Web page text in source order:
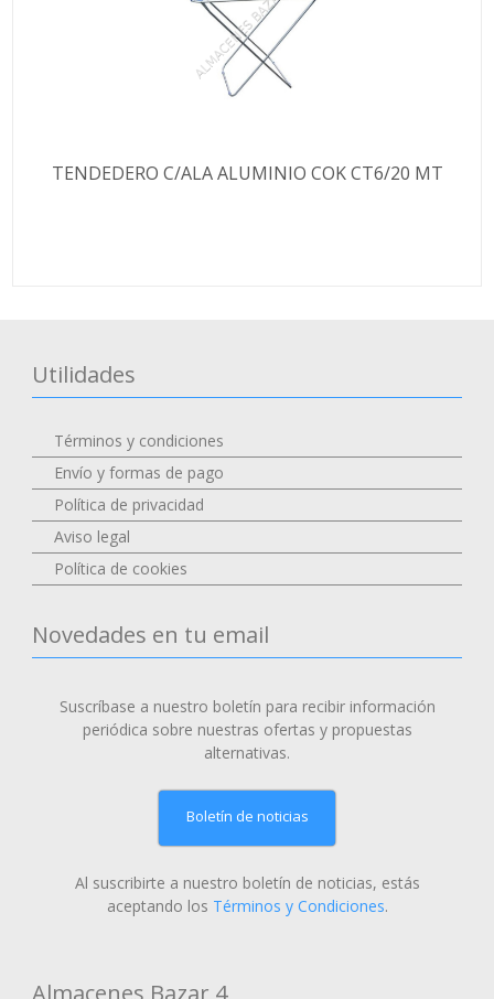
TENDEDERO C/ALA ALUMINIO COK CT6/20 MT
Utilidades
Términos y condiciones
Envío y formas de pago
Política de privacidad
Aviso legal
Política de cookies
Novedades en tu email
Suscríbase a nuestro boletín para recibir información
periódica sobre nuestras ofertas y propuestas
alternativas.
Boletín de noticias
Al suscribirte a nuestro boletín de noticias, estás
aceptando los Términos y Condiciones.
Almacenes Bazar 4